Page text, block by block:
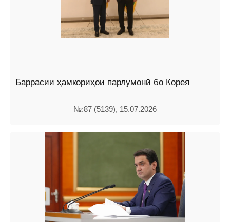
Баррасии ҳамкориҳои парлумонӣ бо Корея
№:87 (5139), 15.07.2026